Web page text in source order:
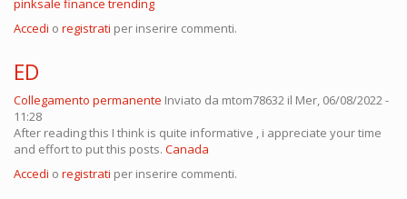
pinksale finance trending
Accedi o registrati per inserire commenti.
ED
Collegamento permanente Inviato da mtom78632 il Mer, 06/08/2022 -
11:28
After reading this I think is quite informative , i appreciate your time
and effort to put this posts. Canada
Accedi o registrati per inserire commenti.